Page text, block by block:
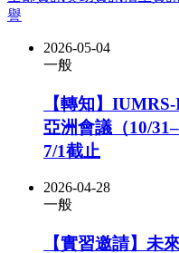
譽
2026-05-04
一般
【轉知】
亞洲會議（10/
7/1截止
2026-04-28
一般
【實習邀請】未